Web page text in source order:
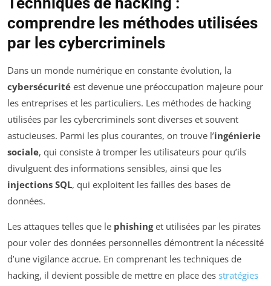
comprendre les méthodes utilisées
par les cybercriminels
Dans un monde numérique en constante évolution, la
cybersécurité est devenue une préoccupation majeure pour
les entreprises et les particuliers. Les méthodes de hacking
utilisées par les cybercriminels sont diverses et souvent
astucieuses. Parmi les plus courantes, on trouve l’ingénierie
sociale, qui consiste à tromper les utilisateurs pour qu’ils
divulguent des informations sensibles, ainsi que les
injections SQL, qui exploitent les failles des bases de
données.
Les attaques telles que le phishinget utilisées par les pirates
pour voler des données personnelles démontrent la nécessité
d’une vigilance accrue. En comprenant les techniques de
hacking, il devient possible de mettre en place des stratégies